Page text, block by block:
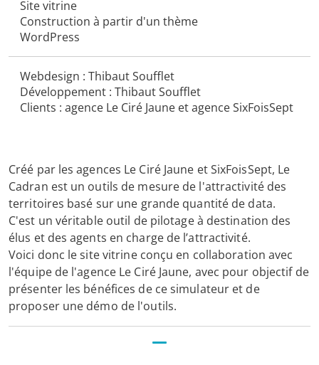
Site vitrine
Construction à partir d'un thème
WordPress
Webdesign : Thibaut Soufflet
Développement : Thibaut Soufflet
Clients : agence Le Ciré Jaune et agence SixFoisSept
Créé par les agences Le Ciré Jaune et SixFoisSept, Le
Cadran est un outils de mesure de l'attractivité des
territoires basé sur une grande quantité de data.
C'est un véritable outil de pilotage à destination des
élus et des agents en charge de l’attractivité.
Voici donc le site vitrine conçu en collaboration avec
l'équipe de l'agence Le Ciré Jaune, avec pour objectif de
présenter les bénéfices de ce simulateur et de
proposer une démo de l'outils.